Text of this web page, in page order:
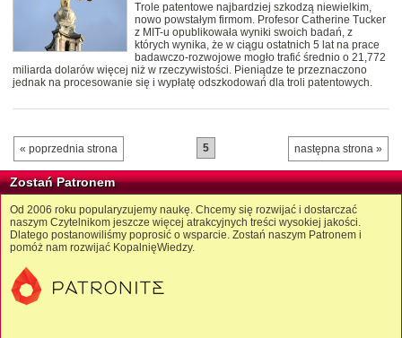
Trole patentowe najbardziej szkodzą niewielkim,
nowo powstałym firmom. Profesor Catherine Tucker
z MIT-u opublikowała wyniki swoich badań, z
których wynika, że w ciągu ostatnich 5 lat na prace
badawczo-rozwojowe mogło trafić średnio o 21,772
miliarda dolarów więcej niż w rzeczywistości. Pieniądze te przeznaczono
jednak na procesowanie się i wypłatę odszkodowań dla troli patentowych.
« poprzednia strona następna strona »
5
Zostań Patronem
Od 2006 roku popularyzujemy naukę. Chcemy się rozwijać i dostarczać
naszym Czytelnikom jeszcze więcej atrakcyjnych treści wysokiej jakości.
Dlatego postanowiliśmy poprosić o wsparcie. Zostań naszym Patronem i
pomóż nam rozwijać KopalnięWiedzy.